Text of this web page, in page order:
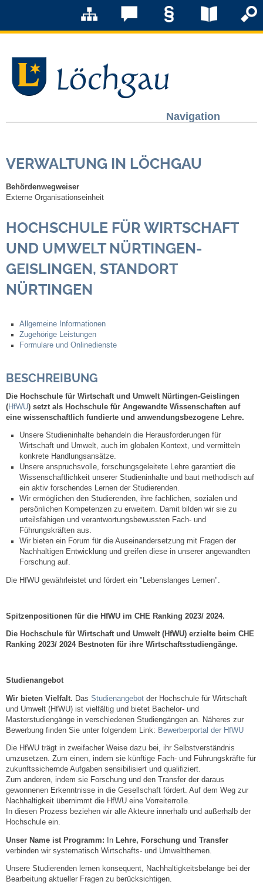
Navigation
Grußwort Bürgermeister
Kurzportrait
Löchgau früher
Zahlen & Fakten
Steuern
Ortsrecht
Haushalt 2026
Trinkwasser - Härtebereich
Redaktionsstatut für das Amtsblatt
Service
Notdienste
Fahrplanauskünfte
Abfall-Infos
Ortsplan
Bildergalerie
Rund um den Wein
Rathaus
Aktuelles
Gemeindeverwaltung
Mitarbeiter
Stellenangebote
Ortsrecht
Schadensmeldungen
VERWALTUNG IN LÖCHGAU
Behördenwegweiser
Externe Organisationseinheit
HOCHSCHULE FÜR WIRTSCHAFT
UND UMWELT NÜRTINGEN-
GEISLINGEN, STANDORT
NÜRTINGEN
Allgemeine Informationen
Zugehörige Leistungen
Formulare und Onlinedienste
BESCHREIBUNG
Die Hochschule für Wirtschaft und Umwelt Nürtingen-Geislingen
(HfWU) setzt als Hochschule für Angewandte Wissenschaften auf
eine wissenschaftlich fundierte und anwendungsbezogene Lehre.
Unsere Studieninhalte behandeln die Herausforderungen für
Wirtschaft und Umwelt, auch im globalen Kontext, und vermitteln
konkrete Handlungsansätze.
Unsere anspruchsvolle, forschungsgeleitete Lehre garantiert die
Wissenschaftlichkeit unserer Studieninhalte und baut methodisch auf
ein aktiv forschendes Lernen der Studierenden.
Wir ermöglichen den Studierenden, ihre fachlichen, sozialen und
persönlichen Kompetenzen zu erweitern. Damit bilden wir sie zu
urteilsfähigen und verantwortungsbewussten Fach- und
Führungskräften aus.
Wir bieten ein Forum für die Auseinandersetzung mit Fragen der
Nachhaltigen Entwicklung und greifen diese in unserer angewandten
Forschung auf.
Die HfWU gewährleistet und fördert ein "Lebenslanges Lernen".
Spitzenpositionen für die HfWU im CHE Ranking 2023/ 2024.
Die Hochschule für Wirtschaft und Umwelt (HfWU) erzielte beim CHE
Ranking 2023/ 2024 Bestnoten für ihre Wirtschaftsstudiengänge.
Studienangebot
Wir bieten Vielfalt. Das Studienangebot der Hochschule für Wirtschaft
und Umwelt (HfWU) ist vielfältig und bietet Bachelor- und
Masterstudiengänge in verschiedenen Studiengängen an. Näheres zur
Bewerbung finden Sie unter folgendem Link: Bewerberportal der HfWU
Die HfWU trägt in zweifacher Weise dazu bei, ihr Selbstverständnis
umzusetzen. Zum einen, indem sie künftige Fach- und Führungskräfte für
zukunftssichernde Aufgaben sensibilisiert und qualifiziert.
Zum anderen, indem sie Forschung und den Transfer der daraus
gewonnenen Erkenntnisse in die Gesellschaft fördert. Auf dem Weg zur
Nachhaltigkeit übernimmt die HfWU eine Vorreiterrolle.
In diesen Prozess beziehen wir alle Akteure innerhalb und außerhalb der
Hochschule ein.
Unser Name ist Programm: In Lehre, Forschung und Transfer
verbinden wir systematisch Wirtschafts- und Umweltthemen.
Unsere Studierenden lernen konsequent, Nachhaltigkeitsbelange bei der
Bearbeitung aktueller Fragen zu berücksichtigen.